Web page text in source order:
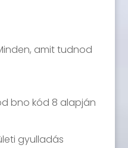
amit tudnod
bno kód 8 alapján
gyulladás